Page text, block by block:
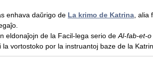
enhava daŭrigo de La krimo de Katrina, alia
eldonaĵojn de la Facil-lega serio de Al-fab-et-o
vortostoko por la instruantoj baze de la